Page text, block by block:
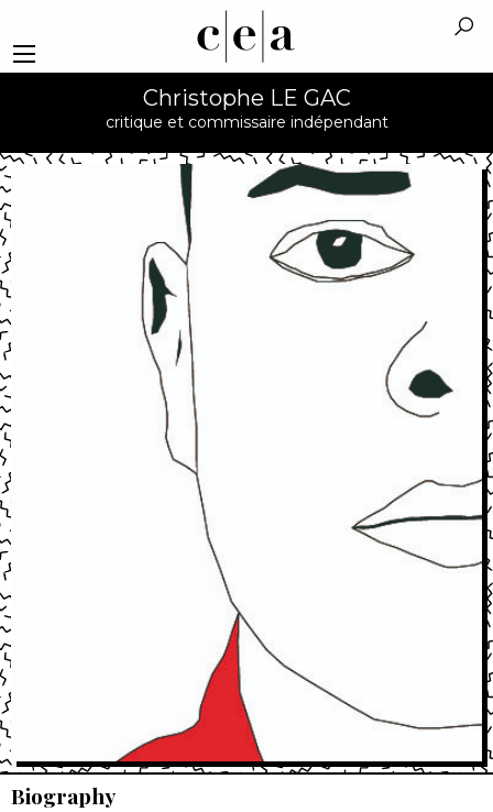
Christophe LE GAC
critique et commissaire indépendant
Biography